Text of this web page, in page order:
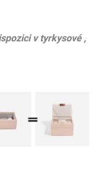
v tyrkysové ,